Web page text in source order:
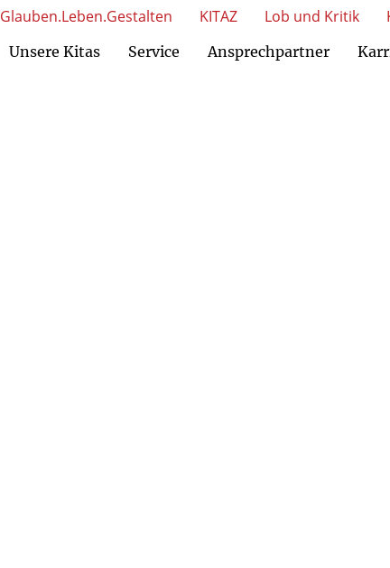
Unsere Kitas Service Ansprechpartner
Glauben.Leben.Gestalten KITAZ Lob und Kritik